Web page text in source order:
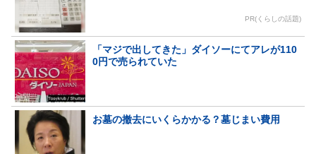
PR(くらしの話題)
「マジで出してきた」ダイソーにてアレが110
0円で売られていた
お墓の撤去にいくらかかる？墓じまい費用